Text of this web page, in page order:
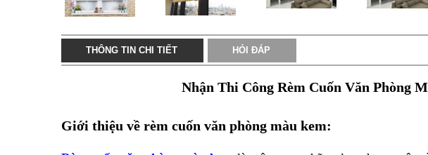
THÔNG TIN CHI TIẾT HỎI ĐÁP
Nhận Thi Công Rèm Cuốn Văn Phòng
Giới thiệu về rèm cuốn văn phòng màu kem: